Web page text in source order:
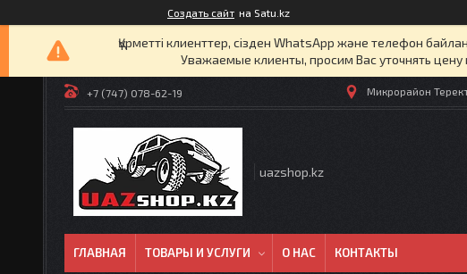
Создать сайт на Satu.kz
Құрметті клиенттер, сізден WhatsApp және телефон
Уважаемые клиенты, просим Вас уточнять
+7 (747) 078-62-19 Микрорайон
uazshop.kz
ГЛАВНАЯ ТОВАРЫ И УСЛУГИ О НАС КОНТАКТЫ